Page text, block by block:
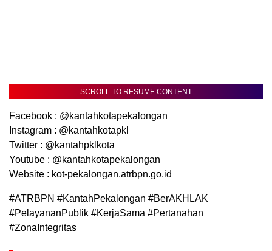
SCROLL TO RESUME CONTENT
Facebook : @kantahkotapekalongan
Instagram : @kantahkotapkl
Twitter : @kantahpklkota
Youtube : @kantahkotapekalongan
Website : kot-pekalongan.atrbpn.go.id
#ATRBPN #KantahPekalongan #BerAKHLAK
#PelayananPublik #KerjaSama #Pertanahan
#ZonaIntegritas